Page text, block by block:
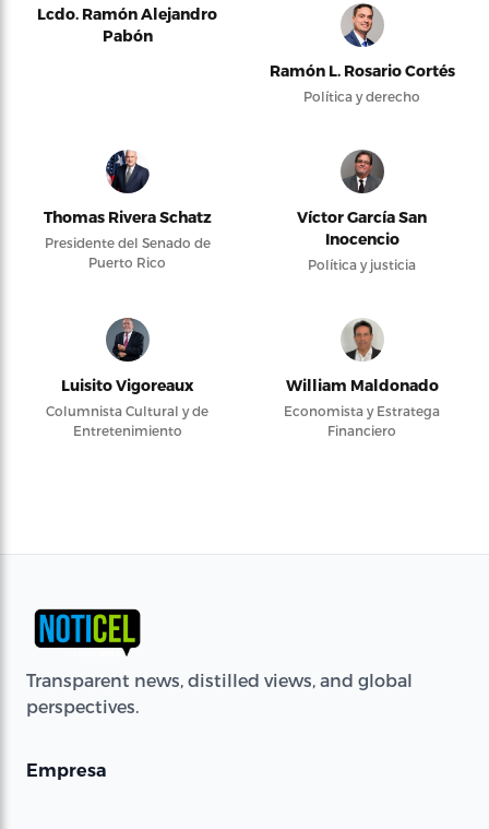
Lcdo. Ramón Alejandro
Pabón
Ramón L. Rosario Cortés
Política y derecho
Thomas Rivera Schatz
Presidente del Senado de
Puerto Rico
Víctor García San
Inocencio
Política y justicia
Luisito Vigoreaux
Columnista Cultural y de
Entretenimiento
William Maldonado
Economista y Estratega
Financiero
Transparent news, distilled views, and global
perspectives.
Empresa